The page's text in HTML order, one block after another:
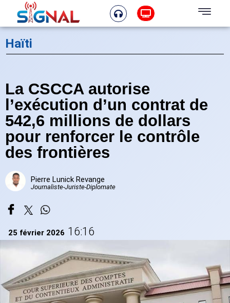
Haïti
La CSCCA autorise
l’exécution d’un contrat de
542,6 millions de dollars
pour renforcer le contrôle
des frontières
Pierre Lunick Revange
Journaliste-Juriste-Diplomate
25 février 2026 16:16